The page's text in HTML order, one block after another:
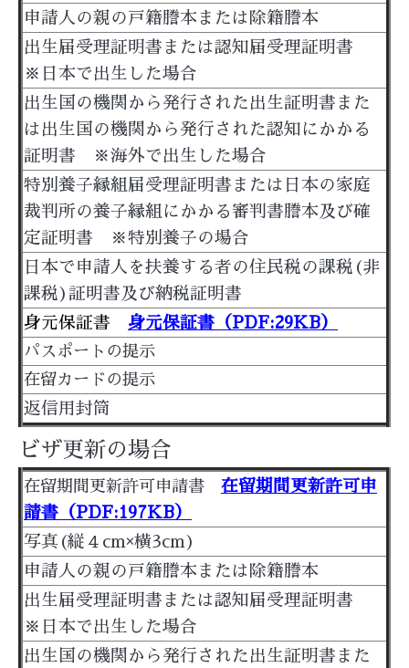
申請人の親の戸籍謄本または除籍謄本
出生届受理証明書または認知届受理証明書
※日本で出生した場合
出生国の機関から発行された出生証明書また
は出生国の機関から発行された認知にかかる
証明書 ※海外で出生した場合
特別養子縁組届受理証明書または日本の家庭
裁判所の養子縁組にかかる審判書謄本及び確
定証明書 ※特別養子の場合
日本で申請人を扶養する者の住民税の課税(非
課税)証明書及び納税証明書
身元保証書
身元保証書（PDF:29KB）
パスポートの提示
在留カードの提示
返信用封筒
ビザ更新の場合
在留期間更新許可申請書 在留期間更新許可申
請書（PDF:197KB）
写真(縦４cm×横3cm)
申請人の親の戸籍謄本または除籍謄本
出生届受理証明書または認知届受理証明書
※日本で出生した場合
出生国の機関から発行された出生証明書また